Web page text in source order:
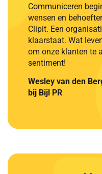
Communiceren
wensen en
Clipit. Een
klaarstaat. Wat
om onze klanten te
sentiment!
Wesley van den
bij Bijl PR